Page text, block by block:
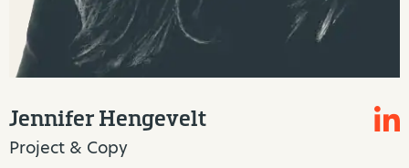
Jennifer Hengevelt
Project & Copy